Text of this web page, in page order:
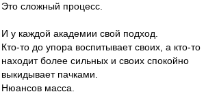
Это сложный процесс.
И у каждой академии свой подход.
Кто-то до упора воспитывает своих, а кто-то
находит более сильных и своих спокойно
выкидывает пачками.
Нюансов масса.